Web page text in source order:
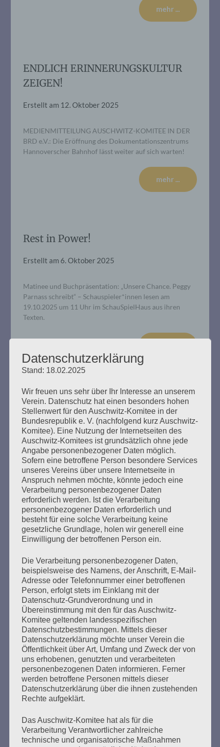
mehr ...
ENDLICH ERINNERUNGSKULTUR
ZEIGEN!
Erstellt am 12. Oktober 2025
MEDIENMITTEILUNG AUSCHWITZ-KOMITEE IN DER
BRD e.V.: Die Eröffnung des Dokumentationszentrums
Hannoverscher Bahnhof lässt weiter auf sich warten!
mehr ...
Rest in Power!
Erstellt am 6. Oktober 2025
Matinee und Buchpräsentation: „Unsere Chance. Peggy
Parnass schreibt“ – Schauspieler*innen lesen am
19.10.2025 um 11 Uhr im SchauSpielHaus aus ihren
Texten.
Entschädigung für Holocaustopfer:
Salo Muller gegen die Deutsche
Bahn
Erstellt am7. Mai 2025
Seine Eltern wurden von der Reichsbahn nach Auschwitz
deportiert. Deshalb fordert der Niederländer Salo Muller
Entschädigungen von der Deutschen Bahn. Am 8. Mai
2025, 80 Jahre nach der Befreiung vom NS-Regime: Salo
Muller, 88 Jahre, fordert wieder, gehört zu werden. Am 8.
November 2024 schickte Salo Muller einen Offenen
Brief an den Vorstand der Deutschen Bahn…
mehr ...
Seitennummerierung
der
Beiträge
Zurück 2
Ich kann mir nichts Schlimmeres vorstellen, als dass
die Erfahrung meiner Generation in Vergessenheit
gerät. Dann wären alle Opfer des Faschismus und
des Krieges, alles, was wir erlitten haben, umsonst
gewesen.
Datenschutzerklärung
Stand: 18.02.2025
Wir freuen uns sehr über Ihr Interesse an unserem
Verein. Datenschutz hat einen besonders hohen
Stellenwert für den Auschwitz-Komitee in der
Bundesrepublik e. V. (nachfolgend kurz Auschwitz-
Komitee). Eine Nutzung der Internetseiten des
Auschwitz-Komitees ist grundsätzlich ohne jede
Angabe personenbezogener Daten möglich.
Sofern eine betroffene Person besondere Services
unseres Vereins über unsere Internetseite in
Anspruch nehmen möchte, könnte jedoch eine
Verarbeitung personenbezogener Daten
erforderlich werden. Ist die Verarbeitung
personenbezogener Daten erforderlich und
besteht für eine solche Verarbeitung keine
gesetzliche Grundlage, holen wir generell eine
Einwilligung der betroffenen Person ein.
Die Verarbeitung personenbezogener Daten,
beispielsweise des Namens, der Anschrift, E-Mail-
Adresse oder Telefonnummer einer betroffenen
Person, erfolgt stets im Einklang mit der
Datenschutz-Grundverordnung und in
Übereinstimmung mit den für das Auschwitz-
Komitee geltenden landesspezifischen
Datenschutzbestimmungen. Mittels dieser
Datenschutzerklärung möchte unser Verein die
Öffentlichkeit über Art, Umfang und Zweck der von
uns erhobenen, genutzten und verarbeiteten
personenbezogenen Daten informieren. Ferner
werden betroffene Personen mittels dieser
Datenschutzerklärung über die ihnen zustehenden
Rechte aufgeklärt.
Das Auschwitz-Komitee hat als für die
Verarbeitung Verantwortlicher zahlreiche
technische und organisatorische Maßnahmen